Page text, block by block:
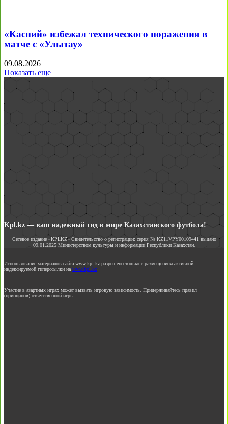
«Каспий» избежал технического поражения в
матче с «Улытау»
09.08.2026
Показать еще
Kpl.kz — ваш надежный гид в мире Казахстанского футбола!
Сетевое издание «KPLKZ» Свидетельство о регистрации: серия № KZ11VPY00109441 выдано
09.01.2025 Министерством культуры и информации Республики Казахстан.
Использование материалов сайта www.kpl.kz разрешено только с размещением активной
индексируемой гиперссылки на www.kpl.kz
Участие в азартных играх может вызвать игровую зависимость. Придерживайтесь правил
(принципов) ответственной игры.